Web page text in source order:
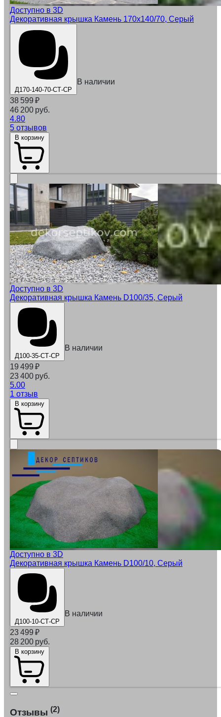
Доступно в 3D
Декоративная крышка Камень 170х140/70, Серый
Д170-140-70-СТ-СР
В наличии
38 599 ₽
46 200 руб.
4.80
5 отзывов
Доступно в 3D
Декоративная крышка Камень D100/35, Серый
Д100-35-СТ-СР
В наличии
19 499 ₽
23 400 руб.
5.00
1 отзыв
Доступно в 3D
Декоративная крышка Камень D100/10, Серый
Д100-10-СТ-СР
В наличии
23 499 ₽
28 200 руб.
Отзывы (2)